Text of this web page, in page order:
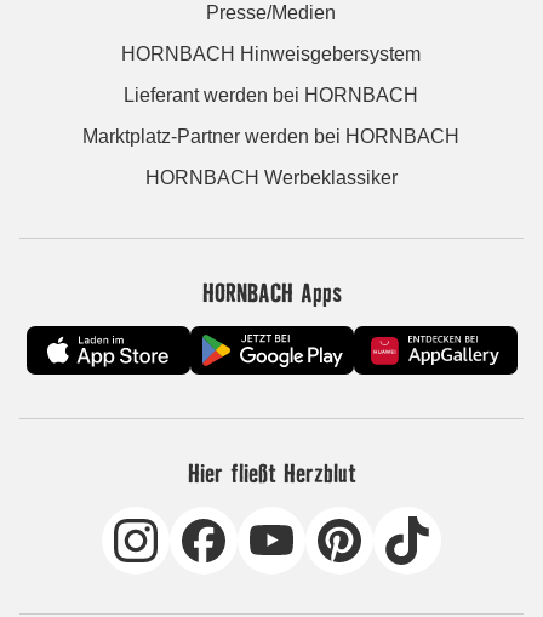
Presse/Medien
HORNBACH Hinweisgebersystem
Lieferant werden bei HORNBACH
Marktplatz-Partner werden bei HORNBACH
HORNBACH Werbeklassiker
HORNBACH Apps
Hier fließt Herzblut